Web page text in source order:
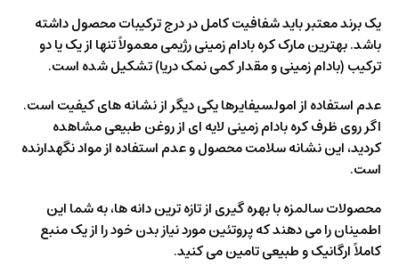
یک برند معتبر باید شفافیت کامل در درج ترکیبات محصول داشته
باشد. بهترین مارک کره بادام زمینی رژیمی معمولاً تنها از یک یا دو
ترکیب (بادام زمینی و مقدار کمی نمک دریا) تشکیل شده است.
عدم استفاده از امولسیفایرها یکی دیگر از نشانه‌ های کیفیت است.
اگر روی ظرف کره بادام زمینی لایه‌ ای از روغن طبیعی مشاهده
کردید، این نشانه سلامت محصول و عدم استفاده از مواد نگهدارنده
است.
محصولات سالمزه با بهره‌ گیری از تازه‌ ترین دانه‌ ها، به شما این
اطمینان را می‌ دهند که پروتئین مورد نیاز بدن خود را از یک منبع
کاملاً ارگانیک و طبیعی تامین می‌ کنید.